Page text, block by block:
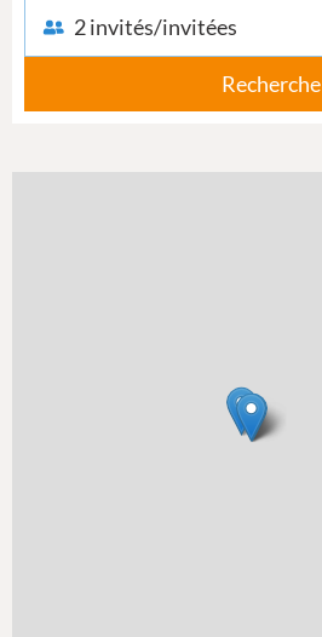
2 invités/invitées
Recherche